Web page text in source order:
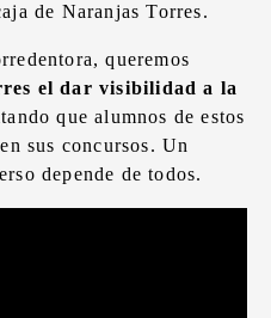
de Naranjas Torres.
queremos
el dar visibilidad a la
que alumnos de estos
sus concursos. Un
depende de todos.